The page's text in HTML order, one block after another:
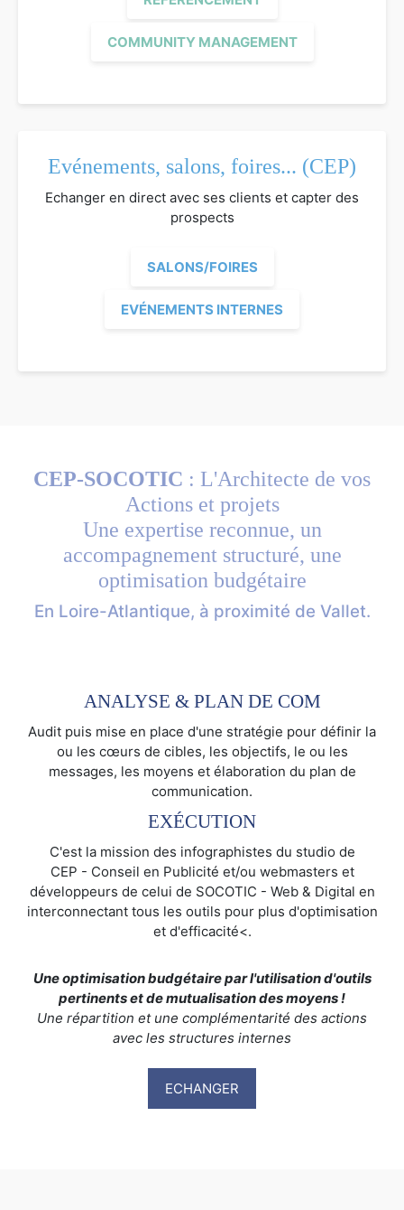
COMMUNITY MANAGEMENT
Evénements, salons, foires... (CEP)
Echanger en direct avec ses clients et capter des
prospects
SALONS/FOIRES
EVÉNEMENTS INTERNES
CEP-SOCOTIC : L'Architecte de vos
Actions et projets
Une expertise reconnue, un
accompagnement structuré, une
optimisation budgétaire
En Loire-Atlantique, à proximité de Vallet.
ANALYSE & PLAN DE COM
Audit puis mise en place d'une stratégie pour définir la
ou les cœurs de cibles, les objectifs, le ou les
messages, les moyens et élaboration du plan de
communication.
EXÉCUTION
C'est la mission des infographistes du studio de
CEP - Conseil en Publicité et/ou webmasters et
développeurs de celui de SOCOTIC - Web & Digital en
interconnectant tous les outils pour plus d'optimisation
et d'efficacité<.
Une optimisation budgétaire par l'utilisation d'outils
pertinents et de mutualisation des moyens !
Une répartition et une complémentarité des actions
avec les structures internes
ECHANGER